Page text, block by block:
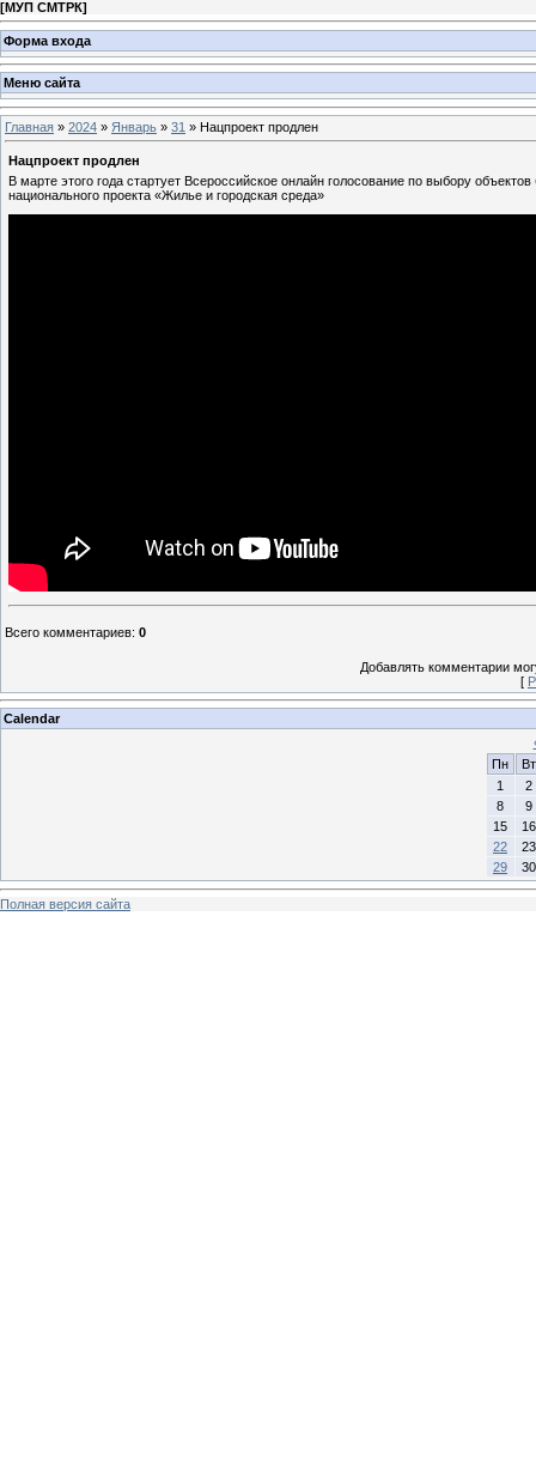
[МУП СМТРК]
Форма входа
Меню сайта
Главная » 2024 » Январь » 31 » Нацпроект продлен
Нацпроект продлен
В марте этого года стартует Всероссийское онлайн голосование по выбору
национального проекта «Жилье и городская среда»
Всего комментариев: 0
Добавлять комментарии
[
Calendar
Пн
Вт
1
2
8
9
15
16
22
23
29
30
Полная версия сайта